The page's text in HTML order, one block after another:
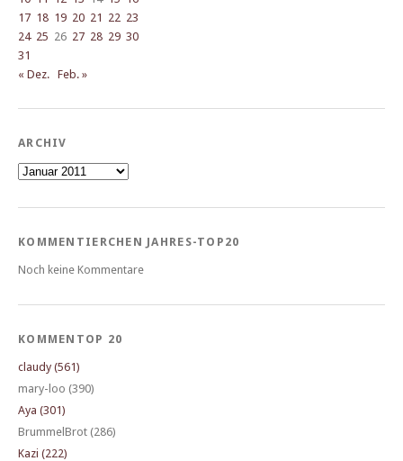
17 18 19 20 21 22 23
24 25 26 27 28 29 30
31
« Dez. Feb. »
ARCHIV
Archiv
KOMMENTIERCHEN JAHRES-TOP20
Noch keine Kommentare
KOMMENTOP 20
claudy (561)
mary-loo (390)
Aya (301)
BrummelBrot (286)
Kazi (222)